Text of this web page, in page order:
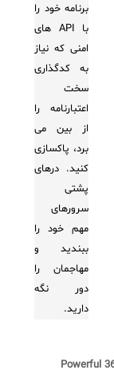
برنامه خود را
با API های
امنی که نیاز
به کدگذاری
سخت
اعتبارنامه را
از بین می
برد، پاکسازی
کنید. درهای
پشتی
سرورهای
مهم خود را
ببندید و
مهاجمان را
دور نگه
دارید.
Powerful